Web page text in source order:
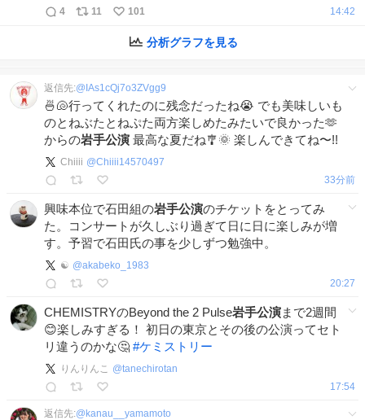
4
11 101 14:42
分析グラフを見る
返信先:@ IAs1cQj7o3ZVgg9
🍜🐚行ってくれたのに残念だったね😭 でも美味しいも
のとねぶたとねぷた両方楽しめたみたいで良かった🫶
からの岩手公演 最高な夏だね🎐🌞 楽しんできてね〜!!
Chiiii @Chiiii14570497
33分前
興味本位で石田組の岩手公演のチケットをとってみ
た。コンサートが久しぶり過ぎて日に日に楽しみが増
す。予習で石田氏の事を少しずつ勉強中。
☯️ @akabeko_1983
20:27
CHEMISTRYのBeyond the 2 Pulse岩手公演まで2週間
😊楽しみすぎる！ 初日の東京とその後の公演ってセト
リ違うのかな🤔 #ケミストリー
りんりんこ @tanechirotan
17:54
返信先:@ kanau__yamamoto